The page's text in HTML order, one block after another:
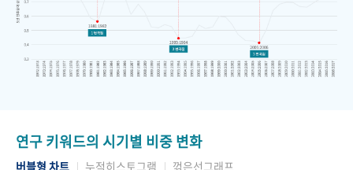
연구 키워드의 시기별 비중 변화
버블형 차트 누적히스토그램 꺾은선그래프